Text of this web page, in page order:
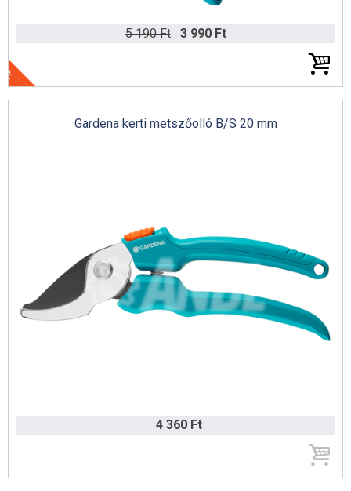
5 190 Ft 3 990 Ft
Gardena kerti metszőolló B/S 20 mm
4 360 Ft